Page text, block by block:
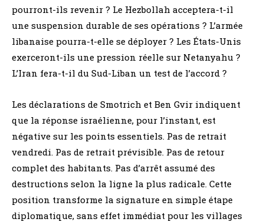
pourront-ils revenir ? Le Hezbollah acceptera-t-il
une suspension durable de ses opérations ? L’armée
libanaise pourra-t-elle se déployer ? Les États-Unis
exerceront-ils une pression réelle sur Netanyahu ?
L’Iran fera-t-il du Sud-Liban un test de l’accord ?
Les déclarations de Smotrich et Ben Gvir indiquent
que la réponse israélienne, pour l’instant, est
négative sur les points essentiels. Pas de retrait
vendredi. Pas de retrait prévisible. Pas de retour
complet des habitants. Pas d’arrêt assumé des
destructions selon la ligne la plus radicale. Cette
position transforme la signature en simple étape
diplomatique, sans effet immédiat pour les villages